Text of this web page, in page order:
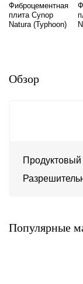
Фиброцементная
плита Cynop
Natura (Typhoon)
Обзор
Продуктовый
Популярные